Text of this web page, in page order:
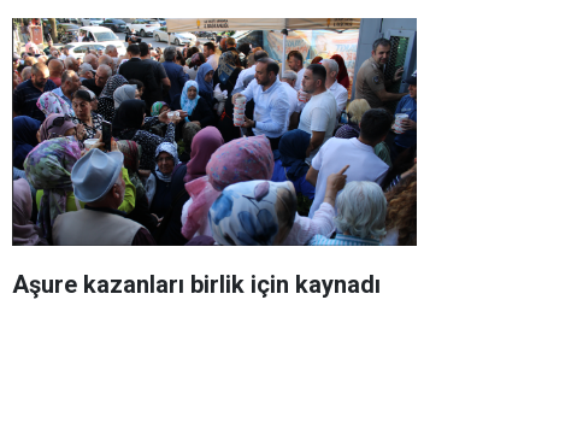
Aşure kazanları birlik için kaynadı